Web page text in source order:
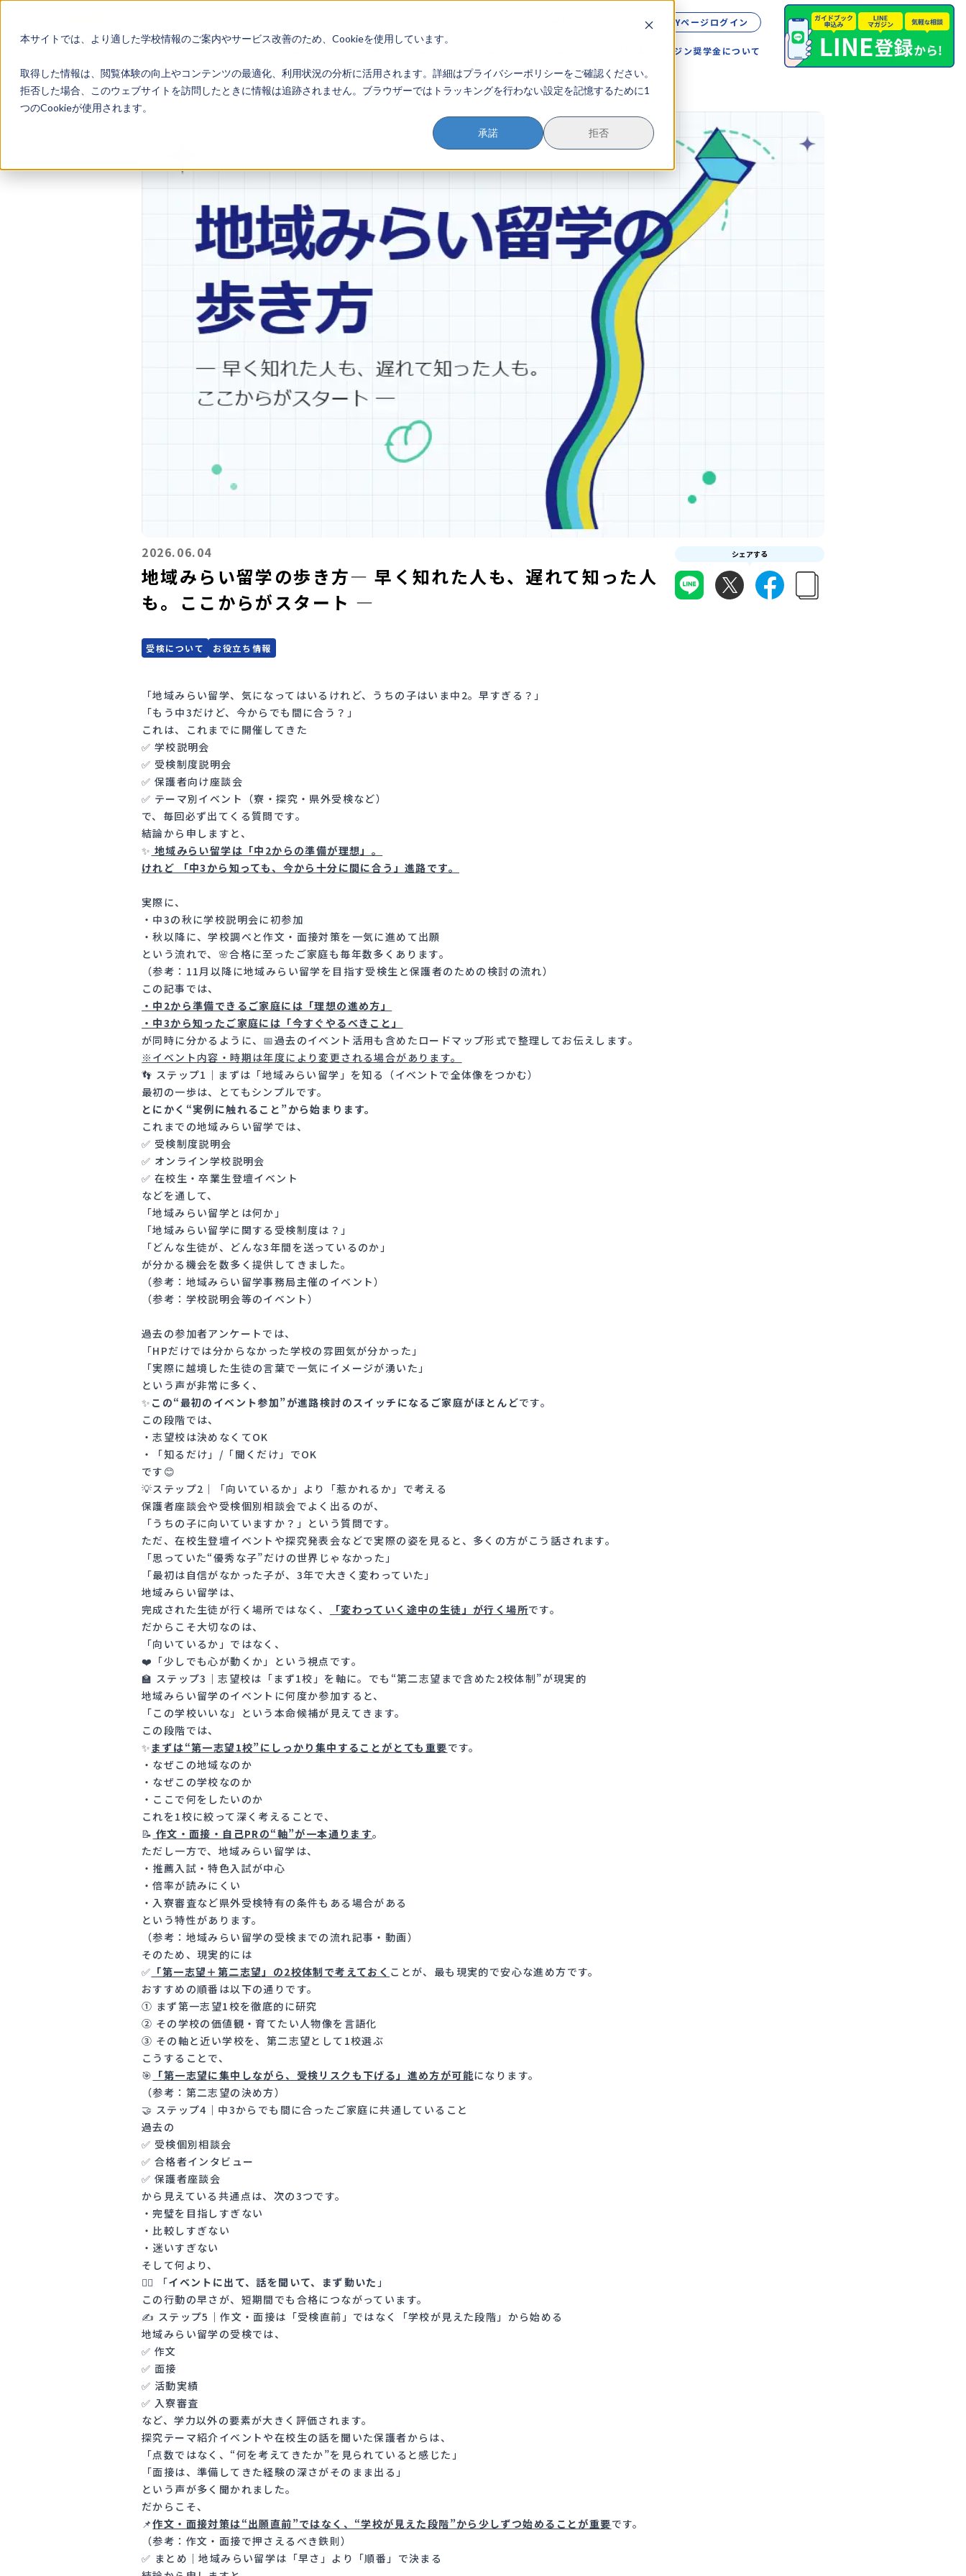
本サイトでは、より適した学校情報のご案内やサービス改善のため、Cookieを使用しています。
取得した情報は、閲覧体験の向上やコンテンツの最適化、利用状況の分析に活用されます。詳細はプライバシーポリシーをご確認ください。
拒否した場合、このウェブサイトを訪問したときに情報は追跡されません。ブラウザーではトラッキングを行わない設定を記憶するために1
つのCookieが使用されます。
承諾 拒否
MYページログイン
マガジン奨学金について
2026.06.04
地域みらい留学の歩き方― 早く知れた人も、遅れて知った人
も。ここからがスタート ―
シェアする
受検について お役立ち情報
「地域みらい留学、気になってはいるけれど、うちの子はいま中2。早すぎる？」
「もう中3だけど、今からでも間に合う？」
これは、これまでに開催してきた
✅ 学校説明会
✅ 受検制度説明会
✅ 保護者向け座談会
✅ テーマ別イベント（寮・探究・県外受検など）
で、毎回必ず出てくる質問です。
結論から申しますと、
✨ 地域みらい留学は「中2からの準備が理想」。
けれど 「中3から知っても、今から十分に間に合う」進路です。
実際に、
・中3の秋に学校説明会に初参加
・秋以降に、学校調べと作文・面接対策を一気に進めて出願
という流れで、🌸合格に至ったご家庭も毎年数多くあります。
（参考： 11月以降に地域みらい留学を目指す受検生と保護者のための検討の流れ）
この記事では、
・中2から準備できるご家庭には「理想の進め方」
・中3から知ったご家庭には「今すぐやるべきこと」
が同時に分かるように、📅過去のイベント活用も含めたロードマップ形式で整理してお伝えします。
※イベント内容・時期は年度により変更される場合があります。
👣 ステップ1｜まずは「地域みらい留学」を知る（イベントで全体像をつかむ）
最初の一歩は、とてもシンプルです。
とにかく“実例に触れること”から始まります。
これまでの地域みらい留学では、
✅ 受検制度説明会
✅ オンライン学校説明会
✅ 在校生・卒業生登壇イベント
などを通して、
「地域みらい留学とは何か」
「地域みらい留学に関する受検制度は？」
「どんな生徒が、どんな3年間を送っているのか」
が分かる機会を数多く提供してきました。
（参考： 地域みらい留学事務局主催のイベント）
（参考： 学校説明会等のイベント）
過去の参加者アンケートでは、
「HPだけでは分からなかった学校の雰囲気が分かった」
「実際に越境した生徒の言葉で一気にイメージが湧いた」
という声が非常に多く、
✨ この“最初のイベント参加”が進路検討のスイッチになるご家庭がほとんどです。
この段階では、
・志望校は決めなくてOK
・「知るだけ」/「聞くだけ」でOK
です😊
💡ステップ2｜「向いているか」より「惹かれるか」で考える
保護者座談会や受検個別相談会でよく出るのが、
「うちの子に向いていますか？」という質問です。
ただ、在校生登壇イベントや探究発表会などで実際の姿を見ると、多くの方がこう話されます。
「思っていた“優秀な子”だけの世界じゃなかった」
「最初は自信がなかった子が、3年で大きく変わっていた」
地域みらい留学は、
完成された生徒が行く場所ではなく、
「変わっていく途中の生徒」が行く場所です。
だからこそ大切なのは、
「向いているか」ではなく、
❤️「少しでも心が動くか」という視点です。
🏫 ステップ3｜志望校は「まず1校」を軸に。でも“第二志望まで含めた2校体制”が現実的
地域みらい留学のイベントに何度か参加すると、
「この学校いいな」という本命候補が見えてきます。
この段階では、
✨ まずは“第一志望1校”にしっかり集中することがとても重要です。
・なぜこの地域なのか
・なぜこの学校なのか
・ここで何をしたいのか
これを1校に絞って深く考えることで、
📝 作文・面接・自己PRの“軸”が一本通ります。
ただし一方で、地域みらい留学は、
・推薦入試・特色入試が中心
・倍率が読みにくい
・入寮審査など県外受検特有の条件もある場合がある
という特性があります。
（参考： 地域みらい留学の受検までの流れ記事・動画）
そのため、現実的には
✅ 「第一志望＋第二志望」の2校体制で考えておく ことが、最も現実的で安心な進め方です。
おすすめの順番は以下の通りです。
① まず第一志望1校を徹底的に研究
② その学校の価値観・育てたい人物像を言語化
③ その軸と近い学校を、第二志望として1校選ぶ
こうすることで、
🎯 「第一志望に集中しながら、受検リスクも下げる」進め方が可能になります。
（参考： 第二志望の決め方）
🤝 ステップ4｜中3からでも間に合ったご家庭に共通していること
過去の
✅ 受検個別相談会
✅ 合格者インタビュー
✅ 保護者座談会
から見えている共通点は、次の3つです。
・完璧を目指しすぎない
・比較しすぎない
・迷いすぎない
そして何より、
🚶‍♂️ 「イベントに出て、話を聞いて、まず動いた 」
この行動の早さが、短期間でも合格につながっています。
✍️ ステップ5｜作文・面接は「受検直前」ではなく「学校が見えた段階」から始める
地域みらい留学の受検では、
✅ 作文
✅ 面接
✅ 活動実績
✅ 入寮審査
など、学力以外の要素が大きく評価されます。
探究テーマ紹介イベントや在校生の話を聞いた保護者からは、
「点数ではなく、“何を考えてきたか”を見られていると感じた」
「面接は、準備してきた経験の深さがそのまま出る」
という声が多く聞かれました。
だからこそ、
📌作文・面接対策は“出願直前”ではなく、“学校が見えた段階”から少しずつ始めることが重要です。
（参考： 作文・面接で押さえるべき鉄則）
✅ まとめ｜地域みらい留学は「早さ」より「順番」で決まる